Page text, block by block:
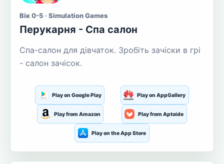
Вік 0-5 · Simulation Games
Перукарня - Спа салон
Спа-салон для дівчаток. Зробіть зачіски в грі
- салон зачісок.
Play on Google Play Play on AppGallery
Play from Amazon Play from Aptoide
Play on the App Store